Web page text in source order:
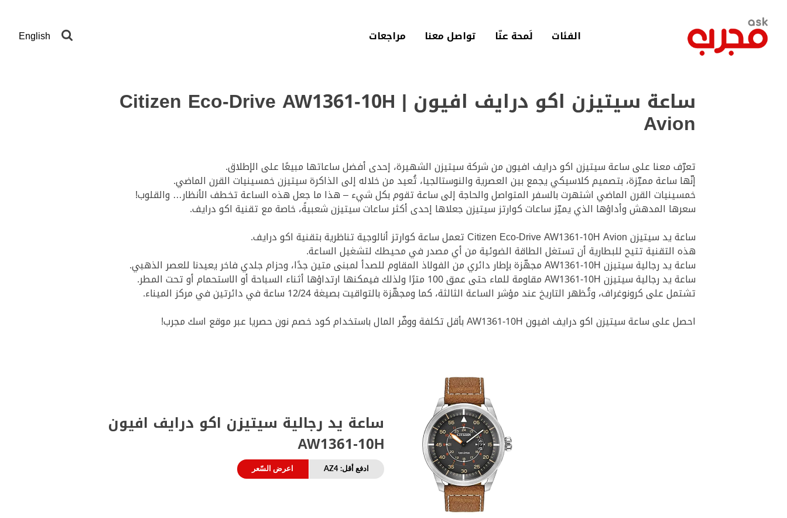
المحتوى
الرئيسي
الفئات لَمحة عنّا‎ تواصل معنا مراجعات English
ساعة سيتيزن اكو درايف افيون | Citizen Eco-Drive AW1361-10H
Avion
تعرّف معنا على ساعة سيتيزن اكو درايف افيون من شركة سيتيزن الشهيرة، إحدى أفضل ساعاتها مبيعًا على الإطلاق.
إنّها ساعة مميّزة، بتصميم كلاسيكي يجمع بين العصرية والنوستالجيا، تُعيد من خلاله إلى الذاكرة سيتيزن خمسينيات القرن الماضي.
خمسينيات القرن الماضي اشتهرت بالسفر المتواصل والحاجة إلى ساعة تقوم بكل شيء – هذا ما جعل هذه الساعة تخطف الأنظار… والقلوب!
سعرها المدهش وأداؤها الذي يميّز ساعات كوارتز سيتيزن جعلاها إحدى أكثر ساعات سيتيزن شعبيةً، خاصة مع تقنية اكو درايف.
ساعة يد سيتيزن Citizen Eco-Drive AW1361-10H Avion تعمل ساعة كوارتز أنالوجية تناظرية بتقنية اكو درايف.
هذه التقنية تتيح للبطارية أن تستغل الطاقة الضوئية من أي مصدر في محيطك لتشغيل الساعة.
ساعة يد رجالية سيتيزن AW1361-10H مجهّزة بإطار دائري من الفولاذ المقاوم للصدأ لمبنى متين جدًا، وحزام جلدي فاخر يعيدنا للعصر الذهبي.
ساعة يد رجالية سيتيزن AW1361-10H مقاومة للماء حتى عمق 100 مترًا ولذلك فيمكنها ارتداؤها أثناء السباحة أو الاستحمام أو تحت المطر.
تشتمل على كرونوغراف، وتُظهر التاريخ عند مؤشر الساعة الثالثة، كما ومجهّزة بالتواقيت بصيغة 12/24 ساعة في دائرتين في مركز الميناء.
احصل على ساعة سيتيزن اكو درايف افيون AW1361-10H بأقل تكلفة ووفّر المال باستخدام كود خصم نون حصريا عبر موقع اسك مجرب!
ساعة يد رجالية سيتيزن اكو درايف افيون
AW1361-10H
ادفع أقل: AZ4 اعرض السّعر